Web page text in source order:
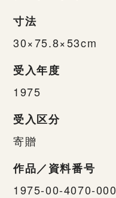
寸法
30×75.8×53cm
受入年度
1975
受入区分
寄贈
作品／資料番号
1975-00-4070-000